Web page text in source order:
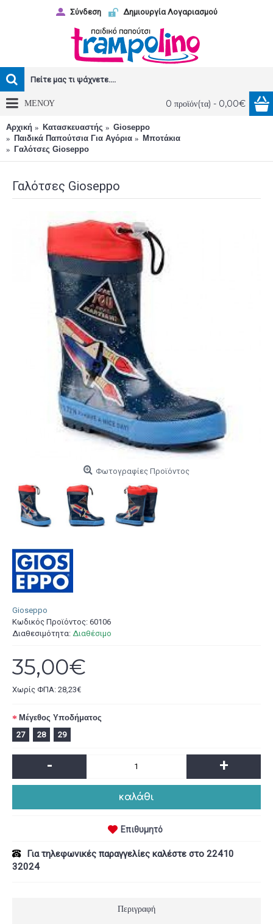
Σύνδεση Δημιουργία Λογαριασμού
0 προϊόν(τα) - 0,00€
ΜΕΝΟΥ
Αρχική Κατασκευαστής
Gioseppo
Παιδικά Παπούτσια Για Αγόρια
Μποτάκια
Γαλότσες Gioseppo
Γαλότσες Gioseppo
Φωτογραφίες Προϊόντος
Gioseppo
Κωδικός Προϊόντος: 60106
Διαθεσιμότητα: Διαθέσιμο
35,00€
Χωρίς ΦΠΑ: 28,23€
Μέγεθος Υποδήματος
27
28 29
- +
καλάθι
Επιθυμητό
Για τηλεφωνικές παραγγελίες καλέστε στο 22410
32024
Περιγραφή